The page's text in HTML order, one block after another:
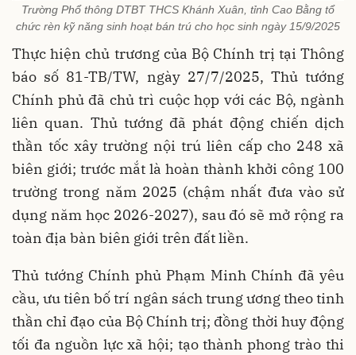
Trường Phổ thông DTBT THCS Khánh Xuân, tỉnh Cao Bằng tổ
chức rèn kỹ năng sinh hoạt bán trú cho học sinh ngày 15/9/2025
Thực hiện chủ trương của Bộ Chính trị tại Thông
báo số 81-TB/TW, ngày 27/7/2025, Thủ tướng
Chính phủ đã chủ trì cuộc họp với các Bộ, ngành
liên quan. Thủ tướng đã phát động chiến dịch
thần tốc xây trường nội trú liên cấp cho 248 xã
biên giới; trước mắt là hoàn thành khởi công 100
trường trong năm 2025 (chậm nhất đưa vào sử
dụng năm học 2026-2027), sau đó sẽ mở rộng ra
toàn địa bàn biên giới trên đất liền.
Thủ tướng Chính phủ Phạm Minh Chính đã yêu
cầu, ưu tiên bố trí ngân sách trung ương theo tinh
thần chỉ đạo của Bộ Chính trị; đồng thời huy động
tối đa nguồn lực xã hội; tạo thành phong trào thi